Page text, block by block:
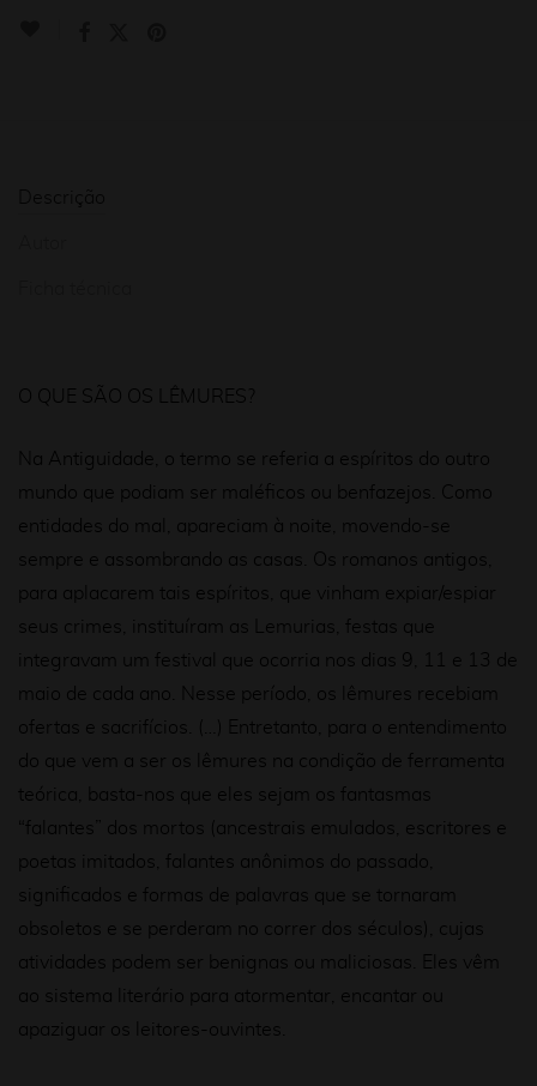
O QUE SÃO OS LÊMURES?
Na Antiguidade, o termo se referia a espíritos do outro
mundo que podiam ser maléficos ou benfazejos. Como
e ntidades do ma , apareciam à noite, m ovendo -se
sempre e assombrando as casas. Os romanos antigos,
para aplacarem tais espíritos, que vinham expiar/espiar
seus crimes, instituíram as
Lemurias , festas que
integravam um festival que ocorria nos dias 9, 11 e 13 de
maio de cada ano. Nes se período, os lêmures recebiam
ofertas e sacrifícios. (…) Entretanto, para o entendimento
do que vem a ser os lêmures na condição de ferramenta
teórica, basta-nos que eles sejam os fantasmas
“falantes” dos mortos (ancestrais emulados, escritores e
poetas imitados, falantes anônimos do passado,
significados e formas de palavras que se tornaram
obsoletos e se perderam no correr dos séculos), cujas
atividades pod e m ser benignas ou maliciosas. Eles vêm
ao sistema literário para atormentar, encantar ou
apaziguar os leitores-ouvintes.